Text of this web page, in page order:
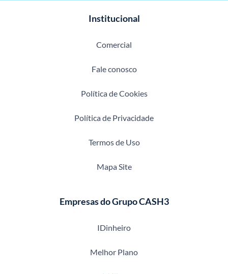
Institucional
Comercial
Fale conosco
Política de Cookies
Política de Privacidade
Termos de Uso
Mapa Site
Empresas do Grupo CASH3
IDinheiro
Melhor Plano